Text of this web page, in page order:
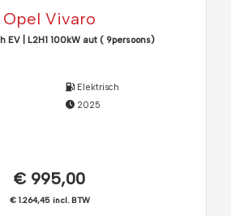
Opel Vivaro
EV | L2H1 100kW aut ( 9persoons)
Elektrisch
2025
€ 995,00
€ 1.264,45 incl. BTW